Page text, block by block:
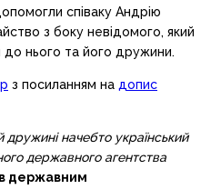
співаку Андрію
з боку невідомого, який
нього та його дружини.
з посиланням на допис
дружині начебто український
державного агентства
державним